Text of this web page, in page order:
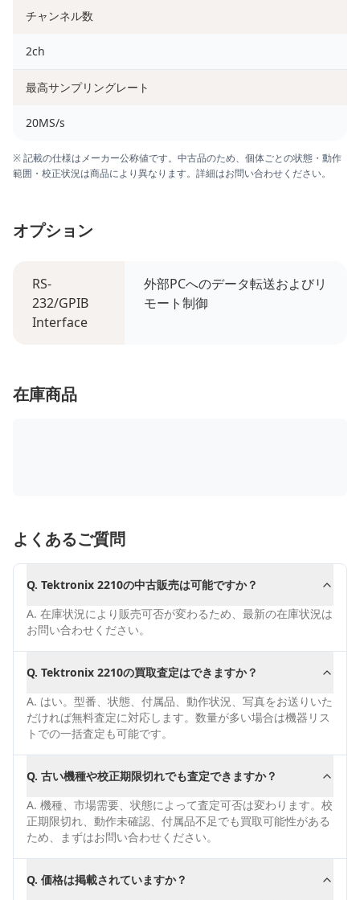
チャンネル数
2ch
最高サンプリングレート
20MS/s
※ 記載の仕様はメーカー公称値です。中古品のため、個体ごとの状態・動作
範囲・校正状況は商品により異なります。詳細はお問い合わせください。
オプション
RS-
232/GPIB
Interface
外部PCへのデータ転送およびリ
モート制御
在庫商品
よくあるご質問
Q. Tektronix 2210の中古販売は可能ですか？
A. 在庫状況により販売可否が変わるため、最新の在庫状況は
お問い合わせください。
Q. Tektronix 2210の買取査定はできますか？
A. はい。型番、状態、付属品、動作状況、写真をお送りいた
だければ無料査定に対応します。数量が多い場合は機器リス
トでの一括査定も可能です。
Q. 古い機種や校正期限切れでも査定できますか？
A. 機種、市場需要、状態によって査定可否は変わります。校
正期限切れ、動作未確認、付属品不足でも買取可能性がある
ため、まずはお問い合わせください。
Q. 価格は掲載されていますか？